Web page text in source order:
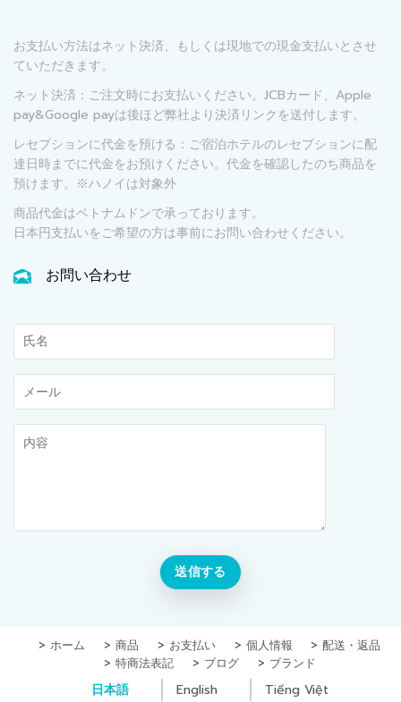
お支払い方法はネット決済、もしくは現地での現金支払いとさせ
ていただきます。
ネット決済：ご注文時にお支払いください。JCBカード、Apple
pay&Google payは後ほど弊社より決済リンクを送付します。
レセプションに代金を預ける：ご宿泊ホテルのレセプションに配
達日時までに代金をお預けください。代金を確認したのち商品を
預けます。※ハノイは対象外
商品代金はベトナムドンで承っております。
日本円支払いをご希望の方は事前にお問い合わせください。
お問い合わせ
ホーム 商品 お支払い 個人情報
配送・返品
特商法表記
ブログ ブランド
日本語 English Tiếng Việt